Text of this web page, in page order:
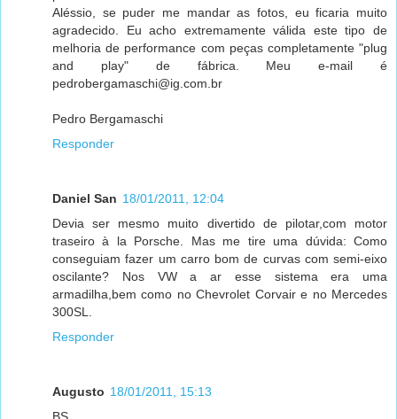
Aléssio, se puder me mandar as fotos, eu ficaria muito
agradecido. Eu acho extremamente válida este tipo de
melhoria de performance com peças completamente "plug
and play" de fábrica. Meu e-mail é
pedrobergamaschi@ig.com.br
Pedro Bergamaschi
Responder
Daniel San 18/01/2011, 12:04
Devia ser mesmo muito divertido de pilotar,com motor
traseiro à la Porsche. Mas me tire uma dúvida: Como
conseguiam fazer um carro bom de curvas com semi-eixo
oscilante? Nos VW a ar esse sistema era uma
armadilha,bem como no Chevrolet Corvair e no Mercedes
300SL.
Responder
Augusto 18/01/2011, 15:13